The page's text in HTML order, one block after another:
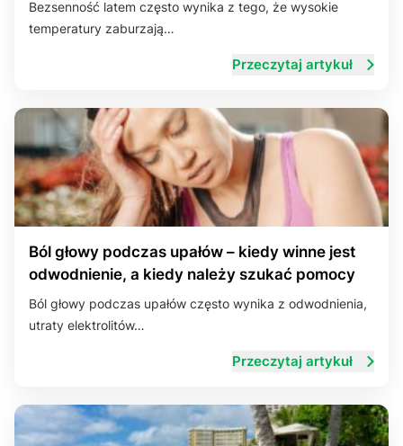
Układ trawienny
Bezsenność latem często wynika z tego, że wysokie
temperatury zaburzają…
Przeczytaj artykuł
Ból głowy podczas upałów – kiedy winne jest
odwodnienie, a kiedy należy szukać pomocy
Ból głowy podczas upałów często wynika z odwodnienia,
utraty elektrolitów…
Przeczytaj artykuł